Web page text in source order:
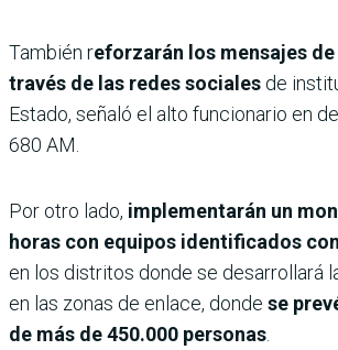
También reforzarán los mensajes
través de las redes sociales de
Estado, señaló el alto funcionario en
680 AM.
Por otro lado, implementarán un
horas con equipos identificados
en los distritos donde se desarrollará
en las zonas de enlace, donde se
de más de 450.000 personas